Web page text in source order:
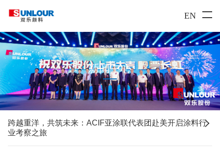
EN
新闻中心
跨越重洋，共筑未来：ACIF亚涂联代表团赴美开启涂料行
业考察之旅
